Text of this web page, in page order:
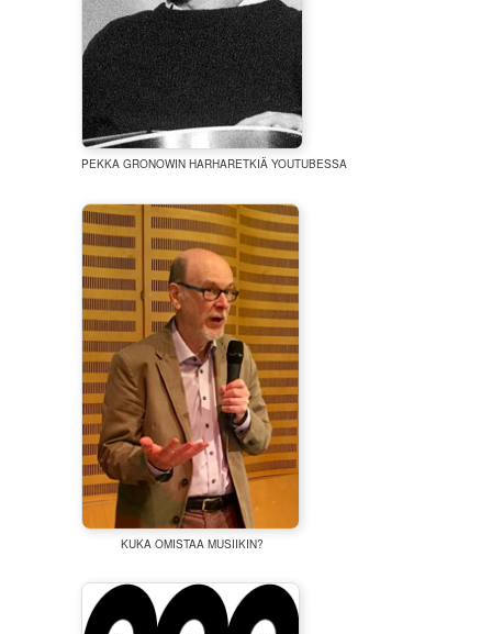
PEKKA GRONOWIN HARHARETKIÄ YOUTUBESSA
KUKA OMISTAA MUSIIKIN?